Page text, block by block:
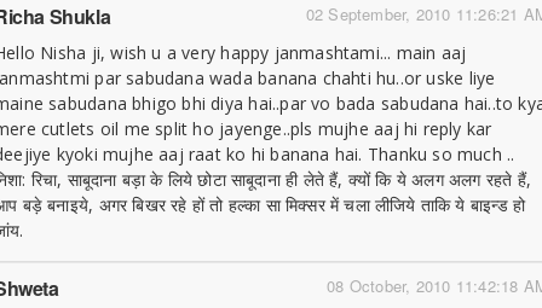
02 September, 2010 11:26:21
Shukla
Nisha ji, wish u a very happy janmashtami... main aaj
par sabudana wada banana chahti hu..or uske liye
sabudana bhigo bhi diya hai..par vo bada sabudana hai..to
cutlets oil me split ho jayenge..pls mujhe aaj hi reply kar
kyoki mujhe aaj raat ko hi banana hai. Thanku so much ..
रिचा, साबूदाना बड़ा के लिये छोटा साबूदाना ही लेते हैं, क्यों कि ये अलग अलग रहते हैं,
बड़े बनाइये, अगर बिखर रहे हों तो हल्का सा मिक्सर में चला लीजिये ताकि ये बाइन्ड हो
08 October, 2010 11:42:18